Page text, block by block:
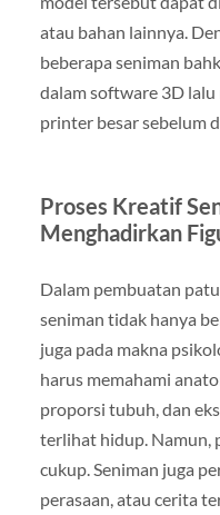
atau bahan lainnya.
beberapa seniman
dalam software 3D
printer besar sebelum
Proses Kreatif
Menghadirkan
Dalam pembuatan
seniman tidak hanya
juga pada makna
harus memahami
proporsi tubuh, dan
terlihat hidup. Namun,
cukup. Seniman juga
perasaan, atau cerita